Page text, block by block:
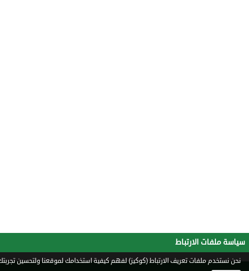
سياسة ملفات الارتباط
نحن نستخدم ملفات تعريف الارتباط (كوكيز) لفهم كيفية استخدامك لموقعنا ولتحسين